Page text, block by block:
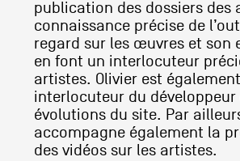
publication des dossiers des
connaissance précise de
regard sur les œuvres et son
en font un interlocuteur
artistes. Olivier est
interlocuteur du développeur
évolutions du site. Par
accompagne également la
des vidéos sur les artistes.